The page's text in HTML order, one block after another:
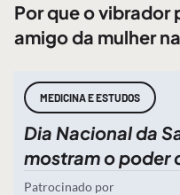
Por que o vibrador
amigo da mulher
MEDICINA E ESTUDOS
Dia Nacional da
mostram o poder
Patrocinado por